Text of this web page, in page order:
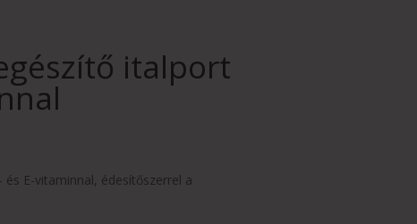
italport
E-vitaminnal, édesítőszerrel a